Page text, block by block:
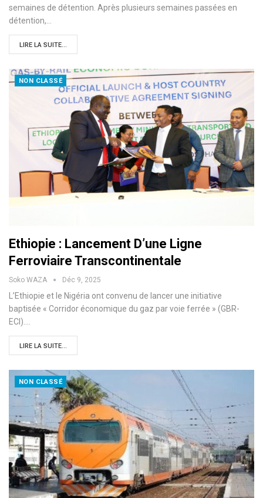
semaines de détention. Après plusieurs semaines passées en
détention,…
LIRE LA SUITE...
NON CLASSÉ
Ethiopie : Lancement D’une Ligne
Ferroviaire Transcontinentale
Soko WAZA Déc 9, 2025
L’Ethiopie et le Nigéria ont convenu de lancer une initiative
baptisée « Corridor économique du gaz par voie ferrée » (GBR-
ECI).…
LIRE LA SUITE...
NON CLASSÉ